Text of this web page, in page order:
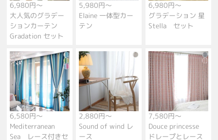
6,980円～
大人気のグラデー
ションカーテン
Gradation セット
5,980円～
Elaine 一体型カー
テン
6,980円～
グラデーション 星
Stella セット
6,580円～
Mediterranean
Sea レース付きセ
2,880円～
Sound of wind レ
ース
7,580円～
Douce princesse
ドレープとレース